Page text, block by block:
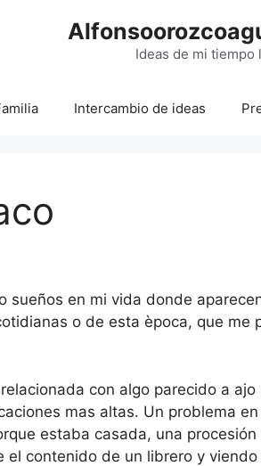
Ideas de mi tiempo
Intercambio de ideas
sueños en mi vida donde
o de esta època, que me
con algo parecido a ajo
mas altas. Un problema
estaba casada, una
contenido de un librero y